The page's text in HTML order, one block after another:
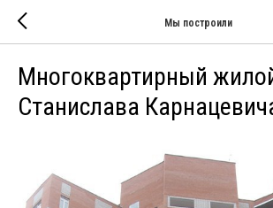
Мы построили
Многоквартирный
Станислава